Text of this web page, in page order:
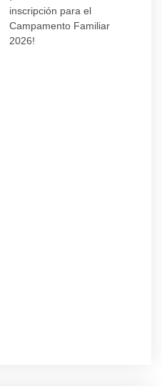
inscripción para el
Campamento Familiar
2026!